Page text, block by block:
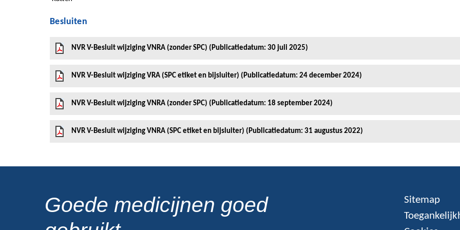
Besluiten
NVR V-Besluit wijziging VNRA (zonder SPC) (Publicatiedatum: 30 juli 2025)
NVR V-Besluit wijziging VRA (SPC etiket en bijsluiter) (Publicatiedatum: 24 december 2024)
NVR V-Besluit wijziging VNRA (zonder SPC) (Publicatiedatum: 18 september 2024)
NVR V-Besluit wijziging VNRA (SPC etiket en bijsluiter) (Publicatiedatum: 31 augustus 2022)
Goede medicijnen goed
Sitemap